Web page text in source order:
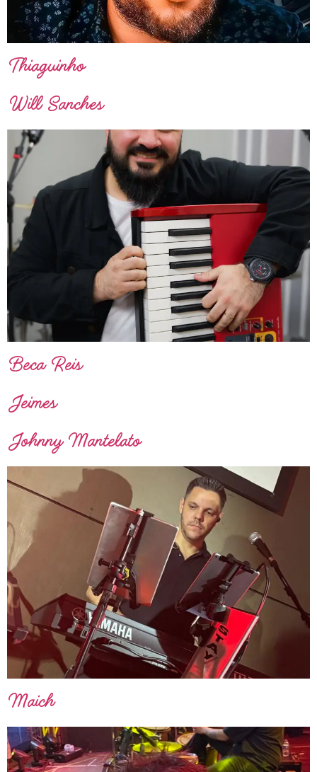
Thiaguinho
Will Sanches
Beca Reis
Jeimes
Johnny Mantelato
Maich